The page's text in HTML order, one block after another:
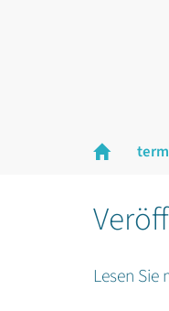
Lesen